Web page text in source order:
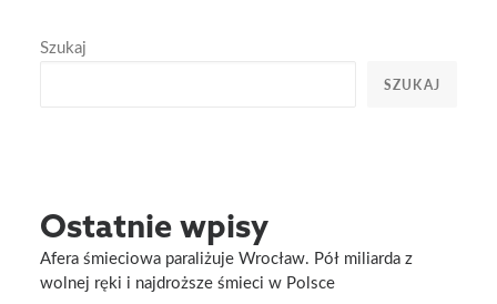
Szukaj
SZUKAJ
Ostatnie wpisy
Afera śmieciowa paraliżuje Wrocław. Pół miliarda z
wolnej ręki i najdroższe śmieci w Polsce